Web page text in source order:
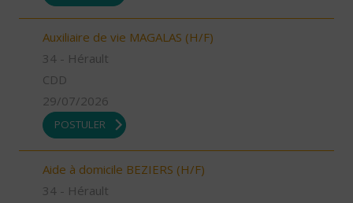
Auxiliaire de vie MAGALAS (H/F)
34 - Hérault
CDD
29/07/2026
POSTULER
Aide à domicile BEZIERS (H/F)
34 - Hérault